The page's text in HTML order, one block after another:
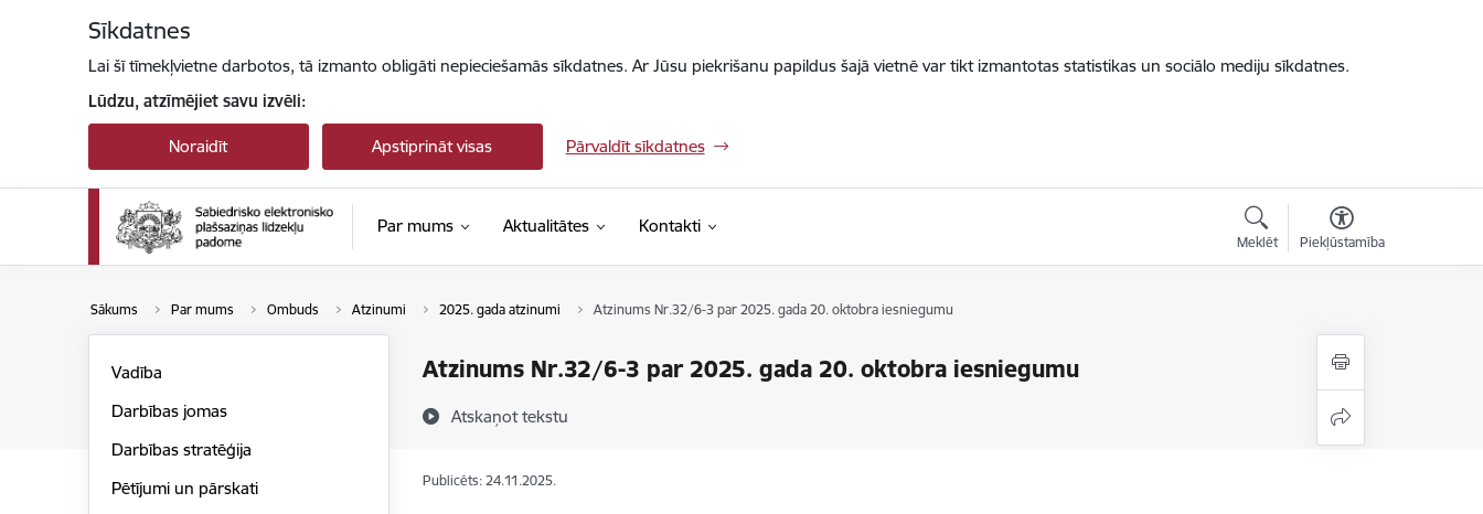
Sīkdatnes
Lai šī tīmekļvietne darbotos, tā izmanto obligāti nepieciešamās sīkdatnes. Ar Jūsu piekrišanu papildus šajā vietnē var tikt izmantotas statistikas un sociālo mediju sīkdatnes.
Lūdzu, atzīmējiet savu izvēli:
Noraidīt Apstiprināt visas Pārvaldīt sīkdatnes
Par mums Aktualitātes Kontakti
Meklēt Piekļūstamība
Sākums Par mums Ombuds Atzinumi 2025. gada atzinumi Atzinums Nr.32/6-3 par 2025. gada 20. oktobra iesniegumu
Atzinums Nr.32/6-3 par 2025. gada 20. oktobra iesniegumu
Atskaņot tekstu
Vadība
Darbības jomas
Darbības stratēģija
Pētījumi un pārskati
Publicēts: 24.11.2025.